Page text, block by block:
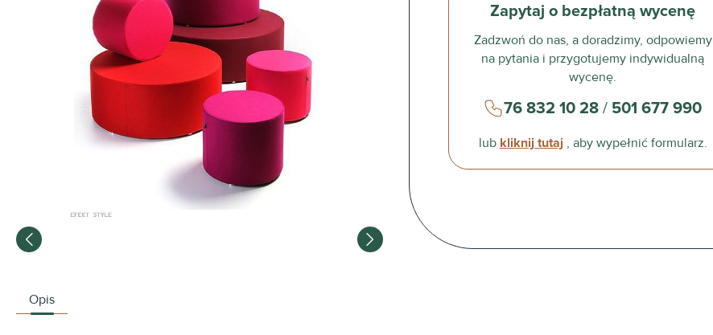
Zapytaj o bezpłatną wycenę
Zadzwoń do nas, a doradzimy, odpowiemy
na pytania i przygotujemy indywidualną
wycenę.
76 832 10 28 / 501 677 990
lub kliknij tutaj , aby wypełnić formularz.
Opis